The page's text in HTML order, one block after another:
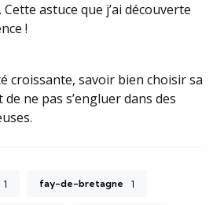
. Cette astuce que j’ai découverte
!
croissante, savoir bien choisir sa
ne pas s’engluer dans des
1 fay-de-bretagne 1